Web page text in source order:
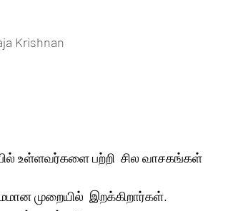
Krishnan
உள்ளவர்களை பற்றி  சில வாசகங்கள்
முறையில்  இறக்கிறார்கள்.